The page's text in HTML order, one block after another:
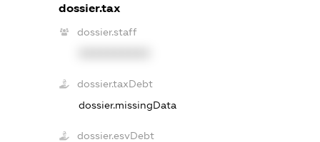
dossier.tax
dossier.staff
dossier.taxDebt
dossier.missingData
dossier.esvDebt